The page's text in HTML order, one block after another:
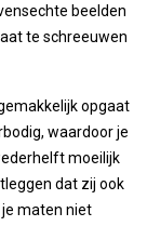
beelden
te schreeuwen
opgaat
waardoor je
moeilijk
dat zij ook
je maten niet